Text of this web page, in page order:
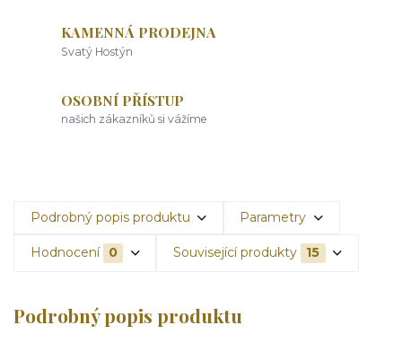
KAMENNÁ PRODEJNA
Svatý Hostýn
OSOBNÍ PŘÍSTUP
našich zákazníků si vážíme
Podrobný popis produktu Parametry
Hodnocení 0 Související produkty 15
Podrobný popis produktu